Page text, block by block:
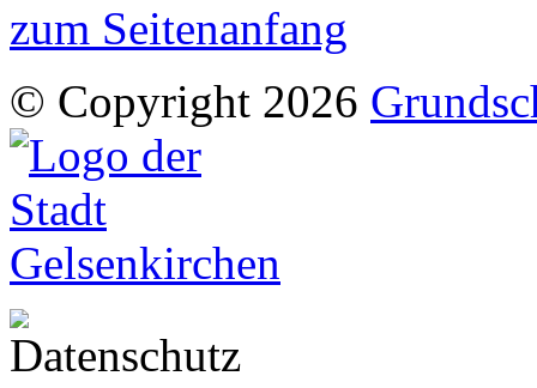
zum Seitenanfang
© Copyright 2026